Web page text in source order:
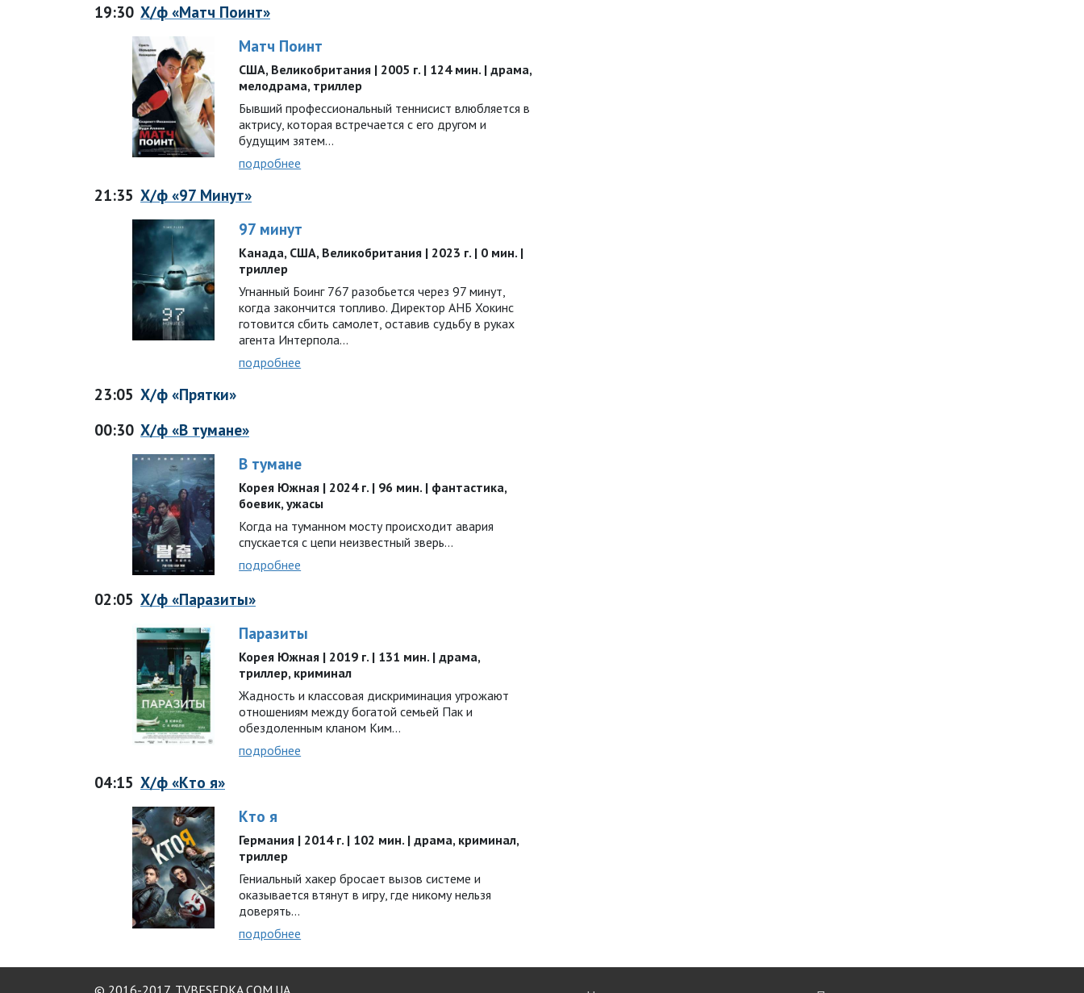
19:30 Х/ф «Матч Поинт»
Матч Поинт
США, Великобритания | 2005 г. | 124 мин. | драма,
мелодрама, триллер
Бывший профессиональный теннисист влюбляется в
актрису, которая встречается с его другом и
будущим зятем…
подробнее
21:35 Х/ф «97 Минут»
97 минут
Канада, США, Великобритания | 2023 г. | 0 мин. |
триллер
Угнанный Боинг 767 разобьется через 97 минут,
когда закончится топливо. Директор АНБ Хокинс
готовится сбить самолет, оставив судьбу в руках
агента Интерпола…
подробнее
23:05 Х/ф «Прятки»
00:30 Х/ф «В тумане»
В тумане
Корея Южная | 2024 г. | 96 мин. | фантастика,
боевик, ужасы
Когда на туманном мосту происходит авария
спускается с цепи неизвестный зверь…
подробнее
02:05 Х/ф «Паразиты»
Паразиты
Корея Южная | 2019 г. | 131 мин. | драма,
триллер, криминал
Жадность и классовая дискриминация угрожают
отношениям между богатой семьей Пак и
обездоленным кланом Ким…
подробнее
04:15 Х/ф «Кто я»
Кто я
Германия | 2014 г. | 102 мин. | драма, криминал,
триллер
Гениальный хакер бросает вызов системе и
оказывается втянут в игру, где никому нельзя
доверять…
подробнее